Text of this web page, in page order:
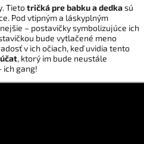
Tietotričká pre babku a dedkasú
Pod vtipným a láskyplným
– postavičky symbolizujúce ich
bude vytlačené meno
v ich očiach, keď uvidia tento
, ktorý im bude neustále
ich gang!